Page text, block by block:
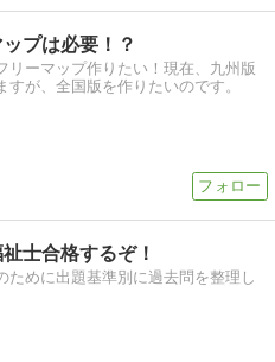
プは必要！？
リーマップ作りたい！現在、九州版
すが、全国版を作りたいのです。
士合格するぞ！
ために出題基準別に過去問を整理し